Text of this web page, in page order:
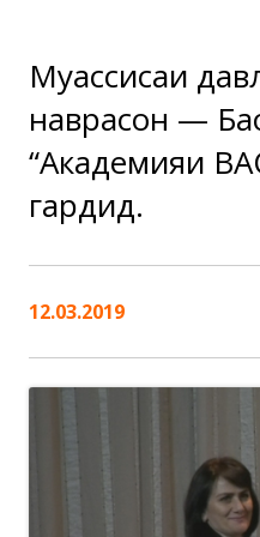
Муассисаи
наврасон —
“Академияи
гардид.
12.03.2019